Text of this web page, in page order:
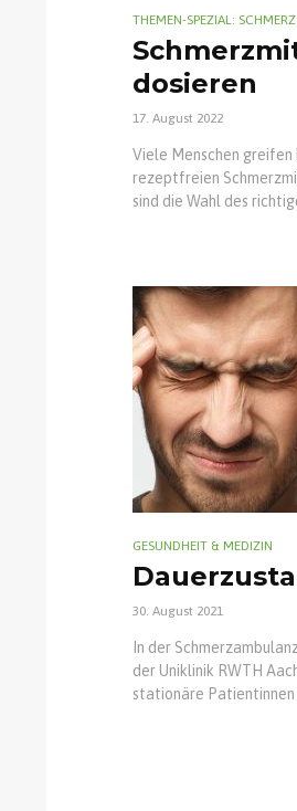
THEMEN-SPEZIAL: SCHMERZ
dosieren
17. August 2022
Viele Menschen greifen
rezeptfreien
sind die Wahl des
GESUNDHEIT & MEDIZIN
30. August 2021
In der
der Uniklinik RWTH
stationäre